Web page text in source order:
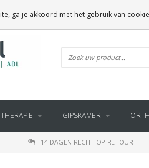
THERAPIE GIPSKAMER
14 DAGEN RECHT OP RETOUR
ga je akkoord met het gebruik van